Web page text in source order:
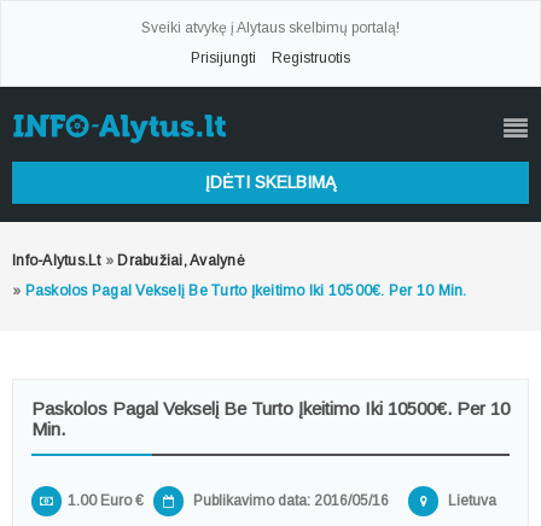
Sveiki atvykę į Alytaus skelbimų portalą!
Prisijungti
Registruotis
ĮDĖTI SKELBIMĄ
Info-Alytus.lt » Drabužiai, Avalynė
» Paskolos Pagal Vekselį Be Turto Įkeitimo Iki 10500€. Per 10 Min.
Paskolos Pagal Vekselį Be Turto Įkeitimo Iki 10500€. Per 10
Min.
1.00 Euro € Publikavimo data: 2016/05/16 Lietuva